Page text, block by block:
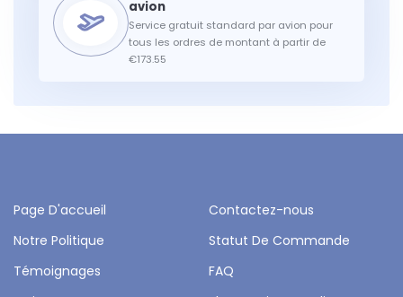
Service gratuit standard par avion pour
tous les ordres de montant à partir de
€173.55
Page D'accueil
Contactez-nous
Notre Politique
Statut De Commande
Témoignages
FAQ